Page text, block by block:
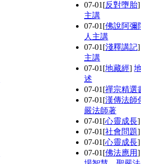
07-01 [反對墮胎
主講
07-01 [佛說阿彌
人主講
07-01 [淺釋講記
主講
07-01 [地藏經]
述
07-01 [禪宗精選
07-01 [漢傳法師
嚴法師著
07-01 [心靈成長
07-01 [社會問題
07-01 [心靈成長
07-01 [佛法應用